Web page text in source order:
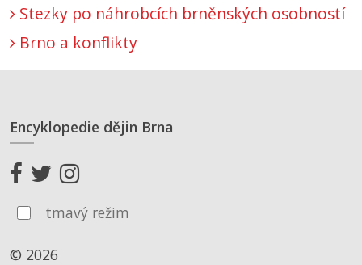
Stezky po náhrobcích brněnských osobností
Brno a konflikty
Encyklopedie dějin Brna
tmavý režim
© 2026